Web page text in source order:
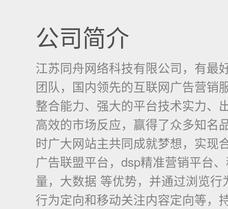
公司简介
江苏同舟网络科技有限公司，有最
团队，国内领先的互联网广告营销
整合能力、强大的平台技术实力、
高效的市场反应，赢得了众多知名
时广大网站主共同成就梦想，实现
广告联盟平台，dsp精准营销平台
量，大数据 等优势，并通过浏览
行为定向和移动关注内容定向等，